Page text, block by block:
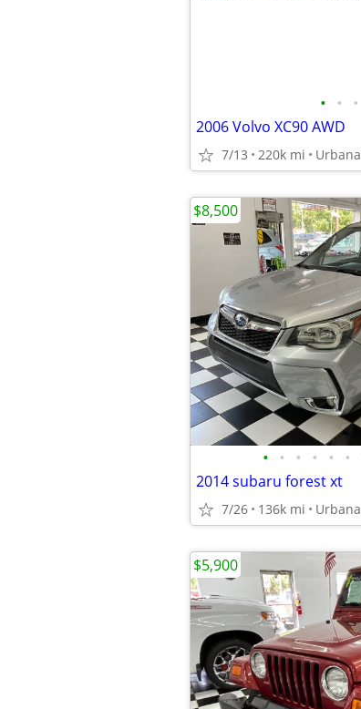
• • •
2006 Volvo XC90 AWD
7/13 220k mi Urbana
• • • • • •
2014 subaru forest xt
7/26 136k mi Urbana
$8,500
$5,900